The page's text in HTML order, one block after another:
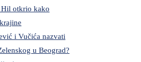
otkrio kako
i Vučića nazvati
u Beograd?